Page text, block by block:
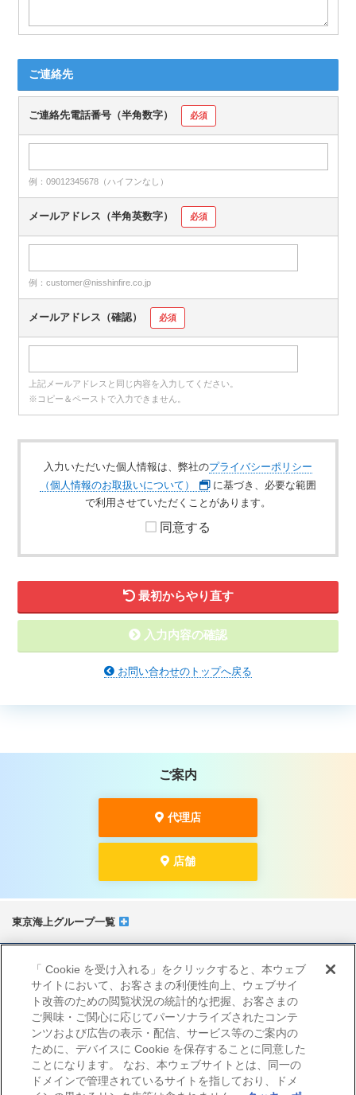
ご連絡先
ご連絡先電話番号（半角数字） 必須
例：09012345678（ハイフンなし）
メールアドレス（半角英数字） 必須
例：customer@nisshinfire.co.jp
メールアドレス（確認） 必須
上記メールアドレスと同じ内容を入力してください。
※コピー＆ペーストで入力できません。
入力いただいた個人情報は、弊社のプライバシーポリシー
（個人情報のお取扱いについて）
に基づき、必要な範囲
で利用させていただくことがあります。
同意する
最初からやり直す
入力内容の確認
お問い合わせのトップへ戻る
ご案内
代理店
店舗
東京海上グループ一覧
サイトマップ
当サイトのご利用にあたって
勧誘方針
プライバシーポリシー（個人情報のお取扱いについて）
「 Cookie を受け入れる」をクリックすると、本ウェブ
サイトにおいて、お客さまの利便性向上、ウェブサイ
ト改善のための閲覧状況の統計的な把握、お客さまの
ご興味・ご関心に応じてパーソナライズされたコンテ
ンツおよび広告の表示・配信、サービス等のご案内の
ために、デバイスに Cookie を保存することに同意した
ことになります。 なお、本ウェブサイトとは、同一の
ドメインで管理されているサイトを指しており、ドメ